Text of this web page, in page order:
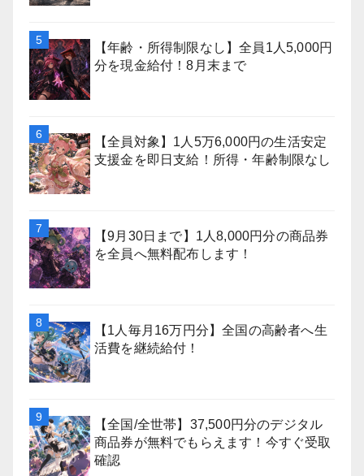
【年齢・所得制限なし】全員1人5,000円
分を現金給付！8月末まで
【全員対象】1人5万6,000円の生活安定
支援金を即日支給！所得・年齢制限なし
【9月30日まで】1人8,000円分の商品券
を全員へ無料配布します！
【1人毎月16万円分】全国の高齢者へ生
活費を継続給付！
【全国/全世帯】37,500円分のデジタル
商品券が無料でもらえます！今すぐ受取
確認